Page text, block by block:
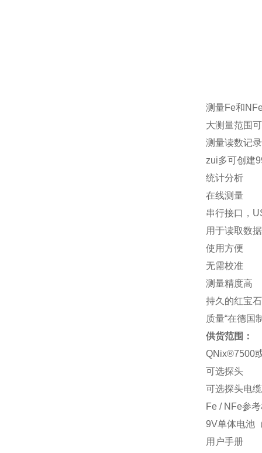
测量Fe和
大测量范围
测量读数记
zui多可创建
统计分析
在线测量
串行接口，
用于读取数
使用方便
无需校准
测量精度高
持久的红宝
质量“在德国
供货范围：
QNix®7500
可选探头
可选探头电缆
Fe / NFe参
9V单体电池
用户手册